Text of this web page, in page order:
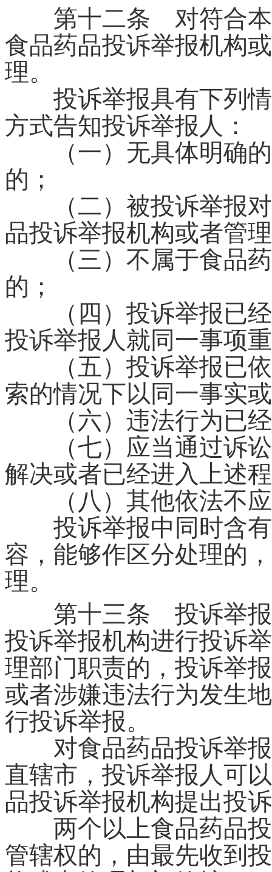
第十二条 对符合本
食品药品投诉举报机构
理。
投诉举报具有下列情
方式告知投诉举报人：
（一）无具体明确的
的；
（二）被投诉举报对
品投诉举报机构或者管
（三）不属于食品药
的；
（四）投诉举报已经
投诉举报人就同一事项
（五）投诉举报已依
索的情况下以同一事实
（六）违法行为已经
（七）应当通过诉讼
解决或者已经进入上述
（八）其他依法不应
投诉举报中同时含有
容，能够作区分处理的
理。
第十三条 投诉举报
投诉举报机构进行投诉
理部门职责的，投诉举
或者涉嫌违法行为发生
行投诉举报。
对食品药品投诉举报
直辖市，投诉举报人可
品投诉举报机构提出投
两个以上食品药品投
管辖权的，由最先收到